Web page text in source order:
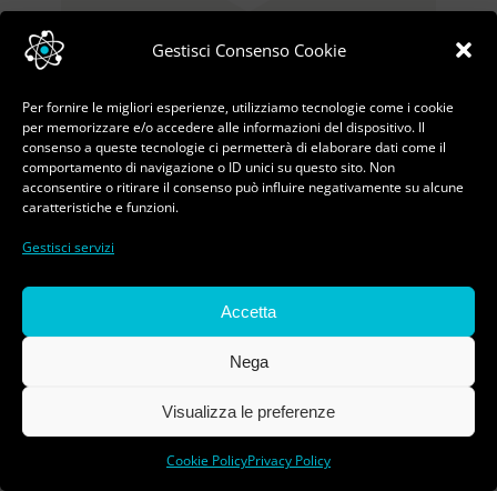
Gestisci Consenso Cookie
Per fornire le migliori esperienze, utilizziamo tecnologie come i cookie
per memorizzare e/o accedere alle informazioni del dispositivo. Il
consenso a queste tecnologie ci permetterà di elaborare dati come il
comportamento di navigazione o ID unici su questo sito. Non
acconsentire o ritirare il consenso può influire negativamente su alcune
caratteristiche e funzioni.
Gestisci servizi
Accetta
Nega
Visualizza le preferenze
Cookie PolicyPrivacy Policy